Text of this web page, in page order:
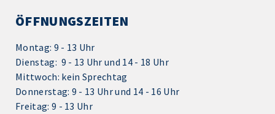
ÖFFNUNGSZEITEN
Montag: 9 - 13 Uhr
Dienstag: 9 - 13 Uhr und 14 - 18 Uhr
Mittwoch: kein Sprechtag
Donnerstag: 9 - 13 Uhr und 14 - 16 Uhr
Freitag: 9 - 13 Uhr